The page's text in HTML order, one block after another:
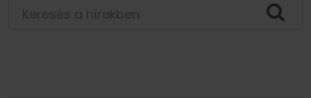
Keresés a hírekben